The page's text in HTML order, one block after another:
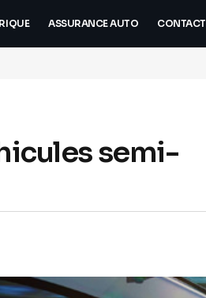
ASSURANCE AUTO CONTACT
semi-